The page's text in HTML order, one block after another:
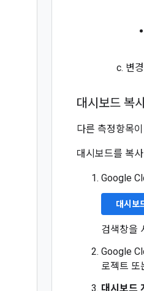
변
대시보드 복
다른 측정항목
대시보드를 복
Google
대시보
검색창을
Google
로젝트 또
대시보드